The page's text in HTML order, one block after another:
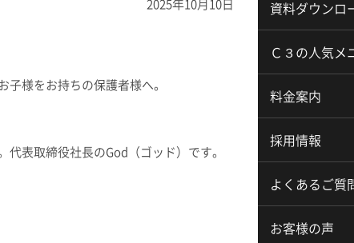
2025年10月10日
様をお持ちの保護者様へ。
表取締役社長のGod（ゴッド）です。
資料ダウンロ
Ｃ３の人気メ
料金案内
採用情報
よくあるご質
お客様の声